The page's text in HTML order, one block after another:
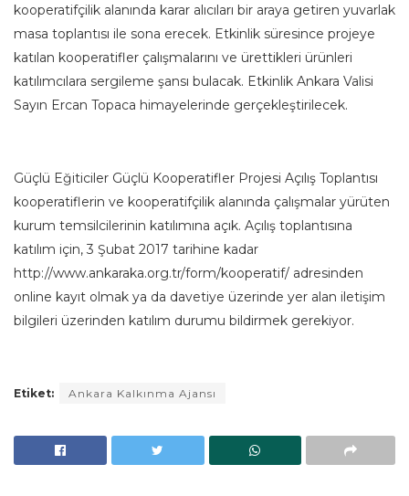
kooperatifçilik alanında karar alıcıları bir araya getiren yuvarlak
masa toplantısı ile sona erecek. Etkinlik süresince projeye
katılan kooperatifler çalışmalarını ve ürettikleri ürünleri
katılımcılara sergileme şansı bulacak. Etkinlik Ankara Valisi
Sayın Ercan Topaca himayelerinde gerçekleştirilecek.
Güçlü Eğiticiler Güçlü Kooperatifler Projesi Açılış Toplantısı
kooperatiflerin ve kooperatifçilik alanında çalışmalar yürüten
kurum temsilcilerinin katılımına açık. Açılış toplantısına
katılım için, 3 Şubat 2017 tarihine kadar
http://www.ankaraka.org.tr/form/kooperatif/ adresinden
online kayıt olmak ya da davetiye üzerinde yer alan iletişim
bilgileri üzerinden katılım durumu bildirmek gerekiyor.
Etiket: Ankara Kalkınma Ajansı